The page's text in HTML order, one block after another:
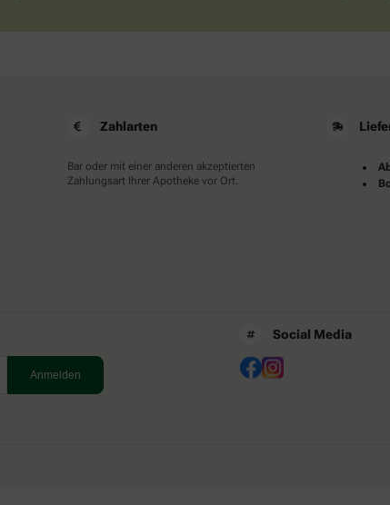
Zahlarten
Bar oder mit einer anderen akzeptierten
Zahlungsart Ihrer Apotheke vor Ort.
Social Media